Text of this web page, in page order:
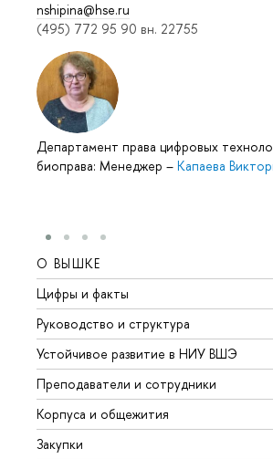
nshipina@hse.ru
(495) 772 95 90 вн. 22755
Департамент права цифровых
биоправа: Менеджер – Капаева
О ВЫШКЕ
Цифры и факты
Руководство и структура
Устойчивое развитие в НИУ ВШЭ
Преподаватели и сотрудники
Корпуса и общежития
Закупки